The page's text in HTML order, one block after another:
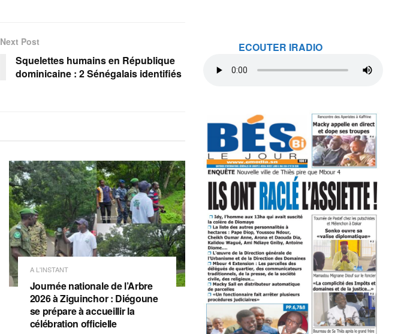
Next Post
Squelettes humains en République
dominicaine : 2 Sénégalais identifiés
A L'INSTANT
Journée nationale de l’Arbre
2026 à Ziguinchor : Diégoune
se prépare à accueillir la
célébration officielle
ECOUTER IRADIO